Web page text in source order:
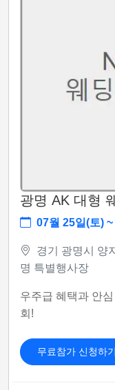
광명 AK 대형
07월 25일(토)
경기 광명시 양
명 특별행사장
우주급 혜택과 안
회!
무료참가 신청하기